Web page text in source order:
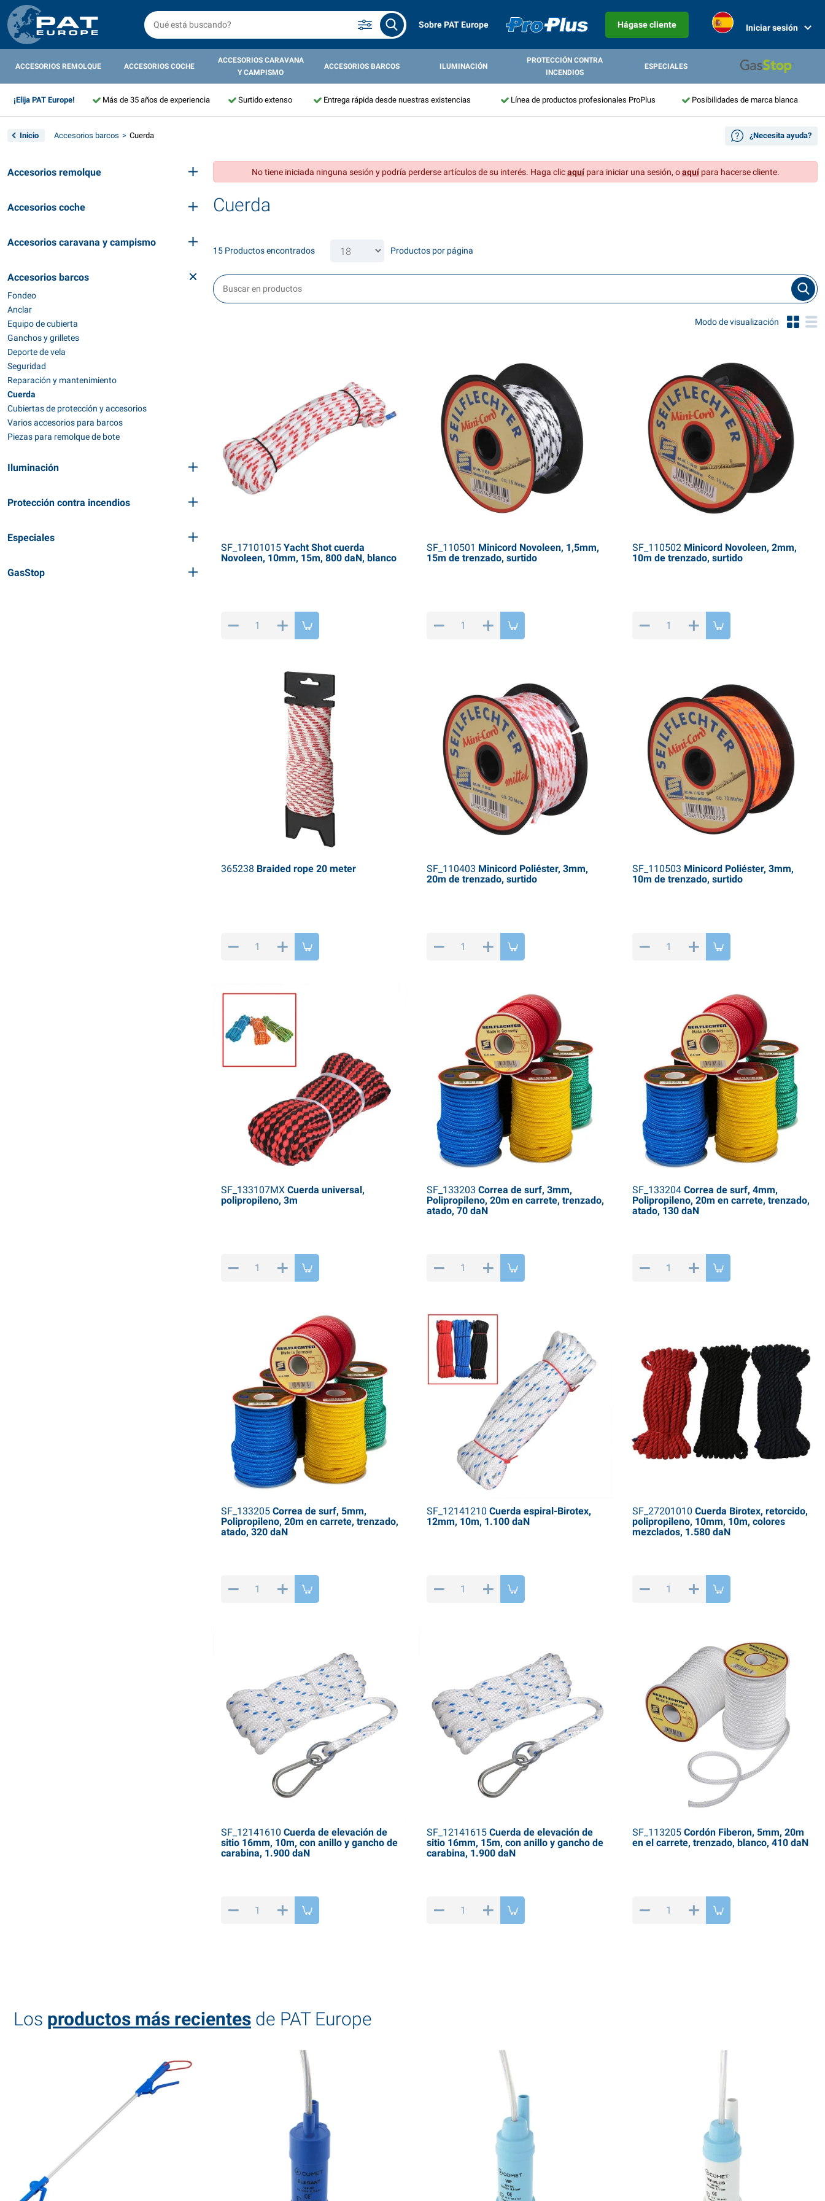
Sobre PAT Europe Hágase cliente Iniciar sesión
ACCESORIOS REMOLQUE ACCESORIOS COCHE
ACCESORIOS CARAVANA
Y CAMPISMO
ACCESORIOS BARCOS ILUMINACIÓN
PROTECCIÓN CONTRA
INCENDIOS
ESPECIALES
¡Elija PAT Europe! Más de 35 años de experiencia Surtido extenso Entrega rápida desde nuestras existencias Línea de productos profesionales ProPlus Posibilidades de marca blanca
Inicio Accesorios barcos Cuerda ¿Necesita ayuda?
Accesorios remolque
Accesorios coche
Accesorios caravana y campismo
Accesorios barcos
Fondeo
Anclar
Equipo de cubierta
Ganchos y grilletes
Deporte de vela
Seguridad
Reparación y mantenimiento
Cuerda
Cubiertas de protección y accesorios
Varios accesorios para barcos
Piezas para remolque de bote
Iluminación
Protección contra incendios
Especiales
GasStop
No tiene iniciada ninguna sesión y podría perderse artículos de su interés. Haga clicaquípara iniciar una sesión, oaquípara hacerse cliente.
Cuerda
15 Productos encontrados Productos por página
Modo de visualización
SF_17101015Yacht Shot cuerda
Novoleen, 10mm, 15m, 800 daN, blanco
SF_110501 Minicord Novoleen, 1,5mm,
15m de trenzado, surtido
SF_110502Minicord Novoleen, 2mm,
10m de trenzado, surtido
365238 Braided rope 20 meter SF_110403 Minicord Poliéster, 3mm,
20m de trenzado, surtido
SF_110503 Minicord Poliéster, 3mm,
10m de trenzado, surtido
SF_133107MXCuerda universal,
polipropileno, 3m
SF_133203 Correa de surf, 3mm,
Polipropileno, 20m en carrete, trenzado,
atado, 70 daN
SF_133204Correa de surf, 4mm,
Polipropileno, 20m en carrete, trenzado,
atado, 130 daN
SF_133205Correa de surf, 5mm,
Polipropileno, 20m en carrete, trenzado,
atado, 320 daN
SF_12141210 Cuerda espiral-Birotex,
12mm, 10m, 1.100 daN
SF_27201010 Cuerda Birotex, retorcido,
polipropileno, 10mm, 10m, colores
mezclados, 1.580 daN
SF_12141610 Cuerda de elevación de
sitio 16mm, 10m, con anillo y gancho de
carabina, 1.900 daN
SF_12141615Cuerda de elevación de
sitio 16mm, 15m, con anillo y gancho de
carabina, 1.900 daN
SF_113205Cordón Fiberon, 5mm, 20m
en el carrete, trenzado, blanco, 410 daN
Los productos más recientes de PAT Europe